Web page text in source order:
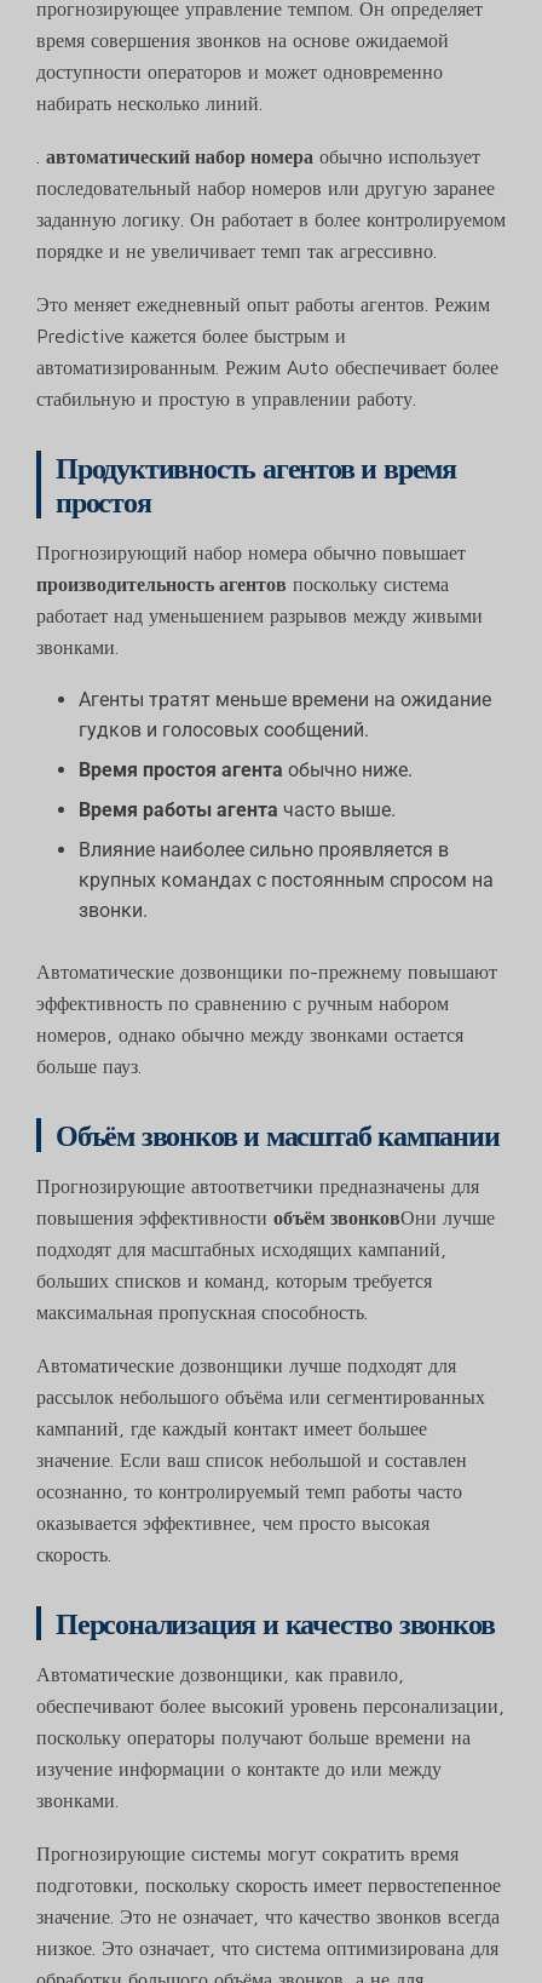
прогнозирующее управление темпом. Он определяет
время совершения звонков на основе ожидаемой
доступности операторов и может одновременно
набирать несколько линий.
автоматический набор номера обычно использует
последовательный набор номеров или другую заранее
заданную логику. Он работает в более контролируемом
порядке и не увеличивает темп так агрессивно.
Это меняет ежедневный опыт работы агентов. Режим
Predictive кажется более быстрым и
автоматизированным. Режим Auto обеспечивает более
стабильную и простую в управлении работу.
Продуктивность агентов и время
простоя
Прогнозирующий набор номера обычно повышает
производительность агентов поскольку система
работает над уменьшением разрывов между живыми
звонками.
Агенты тратят меньше времени на ожидание
гудков и голосовых сообщений.
Время простоя агента обычно ниже.
Время работы агента часто выше.
Влияние наиболее сильно проявляется в
крупных командах с постоянным спросом на
звонки.
Автоматические дозвонщики по-прежнему повышают
эффективность по сравнению с ручным набором
номеров, однако обычно между звонками остается
больше пауз.
Объём звонков и масштаб кампании
Прогнозирующие автоответчики предназначены для
повышения эффективности объём звонковОни лучше
подходят для масштабных исходящих кампаний,
больших списков и команд, которым требуется
максимальная пропускная способность.
Автоматические дозвонщики лучше подходят для
рассылок небольшого объёма или сегментированных
кампаний, где каждый контакт имеет большее
значение. Если ваш список небольшой и составлен
осознанно, то контролируемый темп работы часто
оказывается эффективнее, чем просто высокая
скорость.
Персонализация и качество звонков
Автоматические дозвонщики, как правило,
обеспечивают более высокий уровень персонализации,
поскольку операторы получают больше времени на
изучение информации о контакте до или между
звонками.
Прогнозирующие системы могут сократить время
подготовки, поскольку скорость имеет первостепенное
значение. Это не означает, что качество звонков всегда
низкое. Это означает, что система оптимизирована для